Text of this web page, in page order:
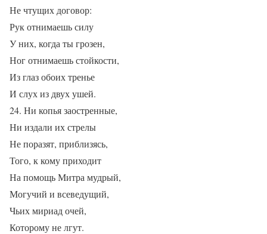
Не чтущих договор:
Рук отнимаешь силу
У них, когда ты грозен,
Ног отнимаешь стойкости,
Из глаз обоих тренье
И слух из двух ушей.
24. Ни копья заостренные,
Ни издали их стрелы
Не поразят, приблизясь,
Того, к кому приходит
На помощь Митра мудрый,
Могучий и всеведущий,
Чьих мириад очей,
Которому не лгут.